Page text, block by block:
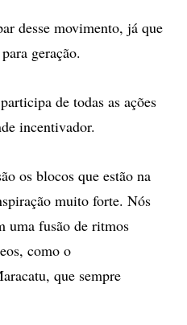
desse movimento, já que
geração.
de todas as ações
incentivador.
os blocos que estão na
muito forte. Nós
uma fusão de ritmos
como o
que sempre